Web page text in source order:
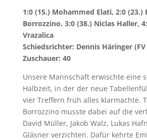
1:0 (15.) Mohammed Elati, 2:0 (23.)
Borrozzino, 3:0 (38.) Niclas Haller,
Vrazalica
Schiedsrichter: Dennis Häringer (FV
Zuschauer: 40
Unsere Mannschaft erwischte eine
Halbzeit, in der der neue
vier Treffern früh alles klarmachte.
Borrozzino musste dabei auf die
David Müller, Jakob Walz, Lukas
Gläsner verzichten. Dafür kehrte